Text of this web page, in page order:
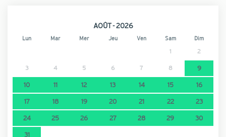
AOÛT - 2026
Lun Mar Mer Jeu Ven Sam Dim
1 2
3 4 5 6 7 8 9
10 11 12 13 14 15 16
17 18 19 20 21 22 23
24 25 26 27 28 29 30
31